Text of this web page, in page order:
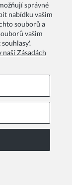
okamžiků,
ceremonie,
význam těchto
komfort a
správné
nabídku vašim
souborů a
vašim
Zásadách